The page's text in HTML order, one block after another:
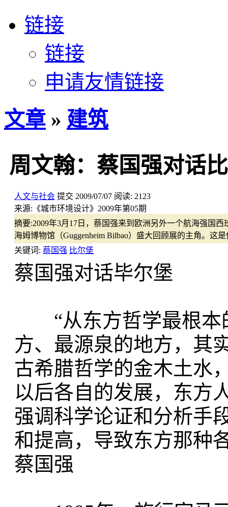
链接
链接
申请友情链接
文章 » 建筑
周文翰：蔡国强对话
人文与社会 提交 2009/07/07 阅读: 2123
来源: 《城市环境设计》2009年第05期
摘要:2009年3月17日，蔡国强来到欧洲另外一个航海强国
海姆博物馆（Guggenheim Bilbao）盛大回顾展的主角。这
关键词: 蔡国强 比尔堡
蔡国强对话毕尔堡
“从东方哲学最根本
方、最源泉的地方，其
古希腊哲学的金木土水
以后各自的发展，东方
强调科学论证和分析手
和提高，导致东方那种
蔡国强